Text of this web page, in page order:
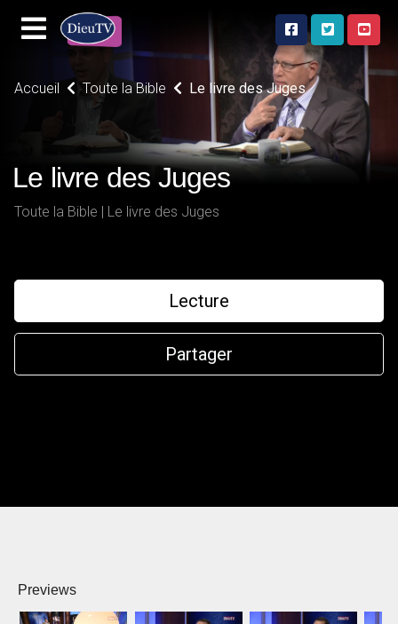
Accueil Toute la Bible Le livre des Juges
Le livre des Juges
Toute la Bible | Le livre des Juges
Lecture
Partager
Previews